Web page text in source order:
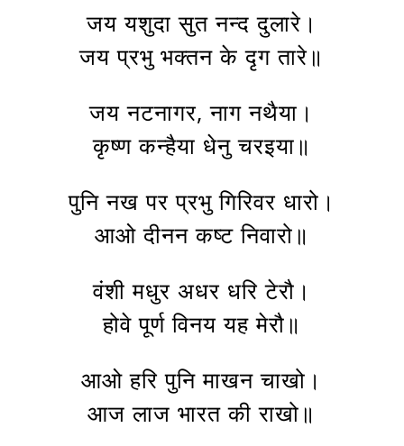
जय यशुदा सुत नन्द दुलारे।
जय प्रभु भक्तन के दृग तारे॥
जय नटनागर, नाग नथैया।
कृष्ण कन्हैया धेनु चरइया॥
पुनि नख पर प्रभु गिरिवर धारो।
आओ दीनन कष्ट निवारो॥
वंशी मधुर अधर धरि टेरौ।
होवे पूर्ण विनय यह मेरौ॥
आओ हरि पुनि माखन चाखो।
आज लाज भारत की राखो॥